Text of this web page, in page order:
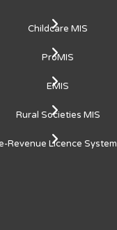
Childcare MIS
ProMIS
EMIS
Rural Societies MIS
Revenue Licence System